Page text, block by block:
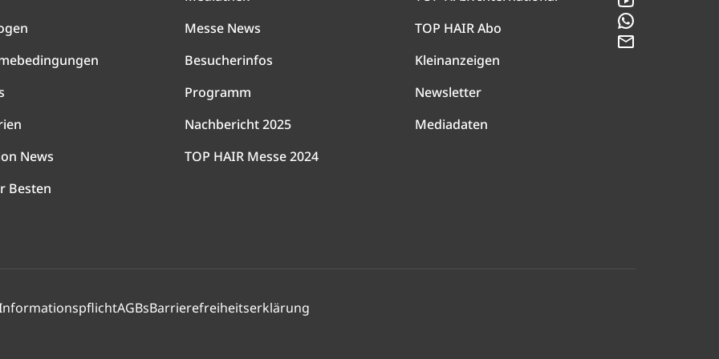
News
Besten
Messe News
Besucherinfos
Programm
Nachbericht 2025
TOP HAIR Messe 2024
TOP HAIR Abo
Kleinanzeigen
Newsletter
Mediadaten
AGBsBarrierefreiheitserklärung